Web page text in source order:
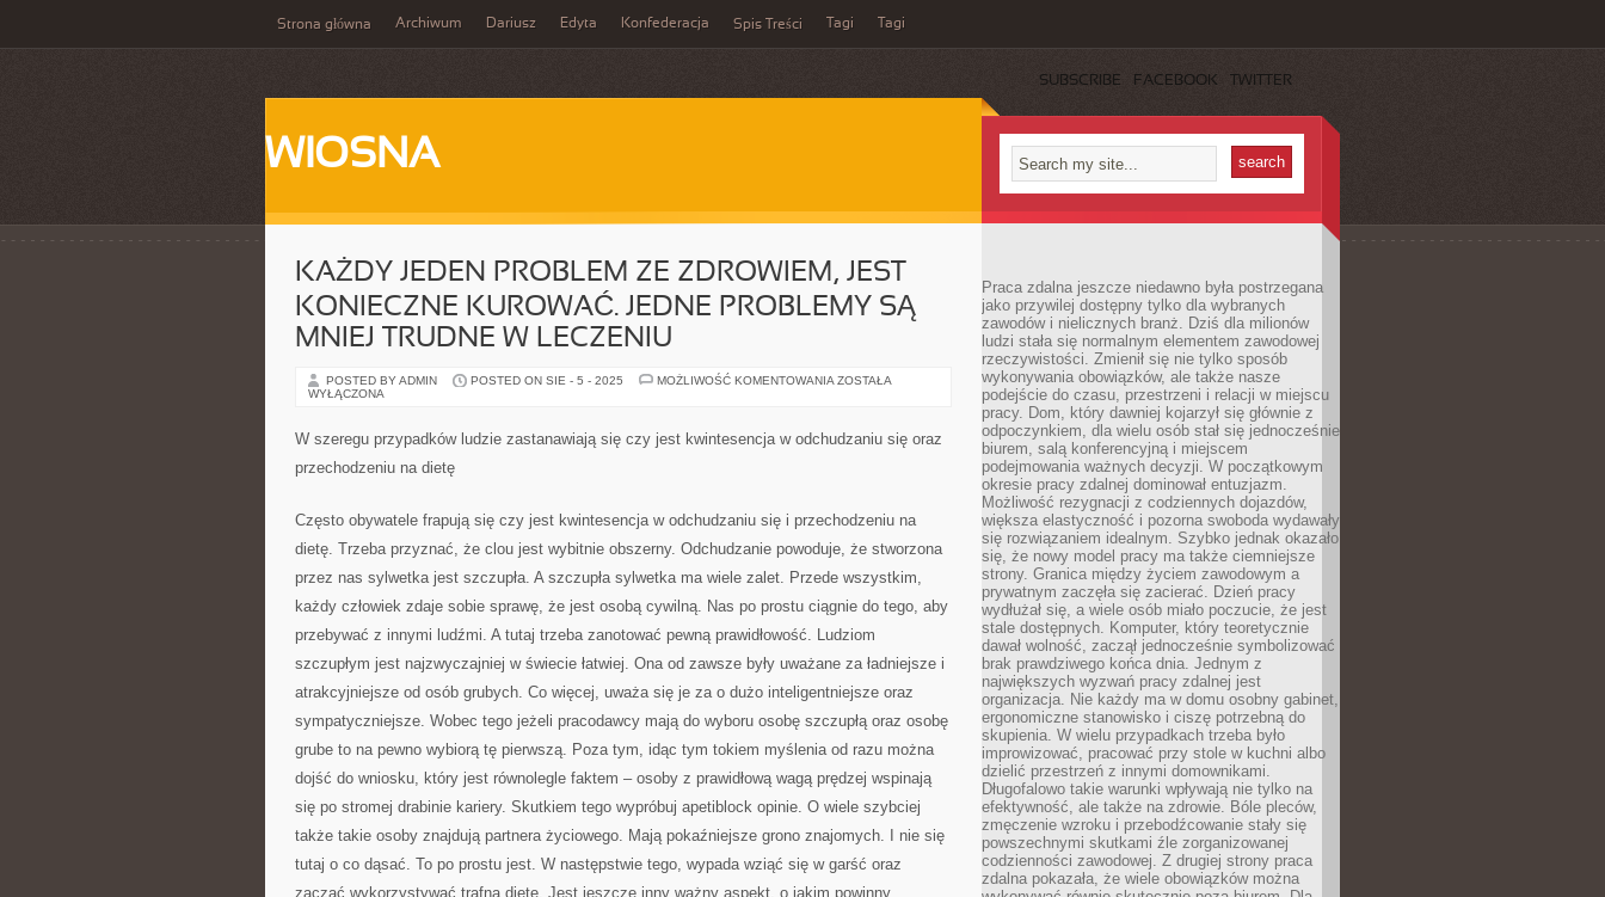
Strona główna Archiwum Dariusz Edyta Konfederacja Spis Treści Tagi Tagi
SUBSCRIBE FACEBOOK TWITTER
WIOSNA
KAŻDY JEDEN PROBLEM ZE ZDROWIEM, JEST
KONIECZNE KUROWAĆ. JEDNE PROBLEMY SĄ
MNIEJ TRUDNE W LECZENIU
POSTED BY ADMIN POSTED ON SIE - 5 - 2025 MOŻLIWOŚĆ KOMENTOWANIA KAŻDY
ZDROWIEM,
JEST
MNIEJ
W
ZOSTAŁA
WYŁĄCZONA
W szeregu przypadków ludzie zastanawiają się czy jest kwintesencja w odchudzaniu się oraz
przechodzeniu na dietę
Często obywatele frapują się czy jest kwintesencja w odchudzaniu się i przechodzeniu na
dietę. Trzeba przyznać, że clou jest wybitnie obszerny. Odchudzanie powoduje, że stworzona
przez nas sylwetka jest szczupła. A szczupła sylwetka ma wiele zalet. Przede wszystkim,
każdy człowiek zdaje sobie sprawę, że jest osobą cywilną. Nas po prostu ciągnie do tego, aby
przebywać z innymi ludźmi. A tutaj trzeba zanotować pewną prawidłowość. Ludziom
szczupłym jest najzwyczajniej w świecie łatwiej. Ona od zawsze były uważane za ładniejsze i
atrakcyjniejsze od osób grubych. Co więcej, uważa się je za o dużo inteligentniejsze oraz
sympatyczniejsze. Wobec tego jeżeli pracodawcy mają do wyboru osobę szczupłą oraz osobę
grube to na pewno wybiorą tę pierwszą. Poza tym, idąc tym tokiem myślenia od razu można
dojść do wniosku, który jest równolegle faktem – osoby z prawidłową wagą prędzej wspinają
się po stromej drabinie kariery. Skutkiem tego wypróbuj apetiblock opinie. O wiele szybciej
także takie osoby znajdują partnera życiowego. Mają pokaźniejsze grono znajomych. I nie się
tutaj o co dąsać. To po prostu jest. W następstwie tego, wypada wziąć się w garść oraz
zacząć wykorzystywać trafną dietę. Jest jeszcze inny ważny aspekt, o jakim powinny
Praca zdalna jeszcze niedawno była postrzegana
jako przywilej dostępny tylko dla wybranych
zawodów i nielicznych branż. Dziś dla milionów
ludzi stała się normalnym elementem zawodowej
rzeczywistości. Zmienił się nie tylko sposób
wykonywania obowiązków, ale także nasze
podejście do czasu, przestrzeni i relacji w miejscu
pracy. Dom, który dawniej kojarzył się głównie z
odpoczynkiem, dla wielu osób stał się jednocześnie
biurem, salą konferencyjną i miejscem
podejmowania ważnych decyzji. W początkowym
okresie pracy zdalnej dominował entuzjazm.
Możliwość rezygnacji z codziennych dojazdów,
większa elastyczność i pozorna swoboda wydawały
się rozwiązaniem idealnym. Szybko jednak okazało
się, że nowy model pracy ma także ciemniejsze
strony. Granica między życiem zawodowym a
prywatnym zaczęła się zacierać. Dzień pracy
wydłużał się, a wiele osób miało poczucie, że jest
stale dostępnych. Komputer, który teoretycznie
dawał wolność, zaczął jednocześnie symbolizować
brak prawdziwego końca dnia. Jednym z
największych wyzwań pracy zdalnej jest
organizacja. Nie każdy ma w domu osobny gabinet,
ergonomiczne stanowisko i ciszę potrzebną do
skupienia. W wielu przypadkach trzeba było
improwizować, pracować przy stole w kuchni albo
dzielić przestrzeń z innymi domownikami.
Długofalowo takie warunki wpływają nie tylko na
efektywność, ale także na zdrowie. Bóle pleców,
zmęczenie wzroku i przebodźcowanie stały się
powszechnymi skutkami źle zorganizowanej
codzienności zawodowej. Z drugiej strony praca
zdalna pokazała, że wiele obowiązków można